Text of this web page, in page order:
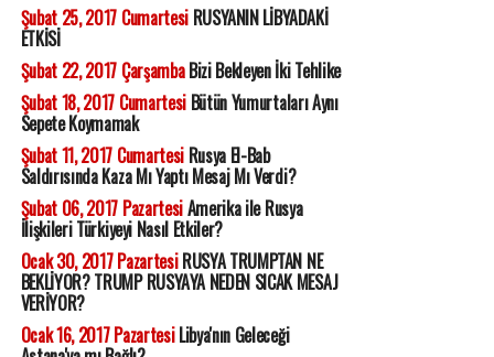
Şubat 25, 2017 CumartesiRUSYANIN LİBYADAKİ
ETKİSİ
Şubat 22, 2017 ÇarşambaBizi Bekleyen İki Tehlike
Şubat 18, 2017 CumartesiBütün Yumurtaları Aynı
Sepete Koymamak
Şubat 11, 2017 CumartesiRusya El-Bab
Saldırısında Kaza Mı Yaptı Mesaj Mı Verdi?
Şubat 06, 2017 PazartesiAmerika ile Rusya
İlişkileri Türkiyeyi Nasıl Etkiler?
Ocak 30, 2017 PazartesiRUSYA TRUMPTAN NE
BEKLİYOR? TRUMP RUSYAYA NEDEN SICAK MESAJ
VERİYOR?
Ocak 16, 2017 PazartesiLibya'nın Geleceği